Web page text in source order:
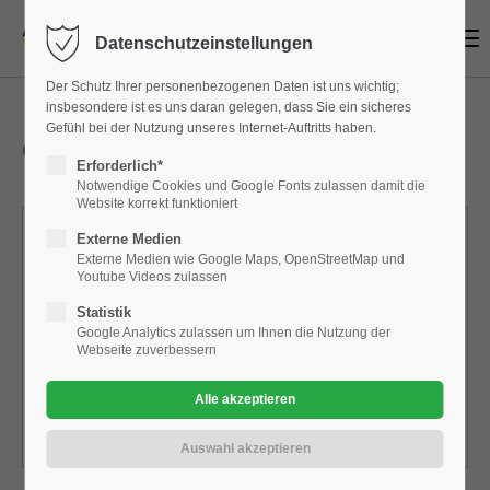
Login
Benutzername
Passwort
Anmelden
Lost your password?
Opel | Neuwagenbestand
Initialisierung des pixelconcept
fehlgeschlagen.
Nicht autorisiert. Meldung: The required api key in the
request is missing or invalid. Please provide it as query
Datenschutzeinstellungen
Der Schutz Ihrer personenbezogenen Daten ist uns wichtig;
insbesondere ist es uns daran gelegen, dass Sie ein sicheres
Gefühl bei der Nutzung unseres Internet-Auftritts haben.
Erforderlich*
Notwendige Cookies und Google Fonts zulassen damit die
Website korrekt funktioniert
Externe Medien
Externe Medien wie Google Maps, OpenStreetMap und
Youtube Videos zulassen
Statistik
Google Analytics zulassen um Ihnen die Nutzung der
Webseite zuverbessern